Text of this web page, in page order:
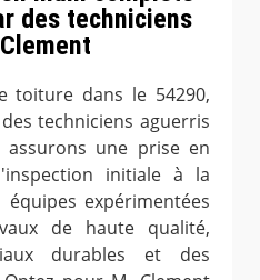
des techniciens
toiture dans le 54290,
techniciens aguerris
assurons une prise en
initiale à la
expérimentées
de haute qualité,
durables et des